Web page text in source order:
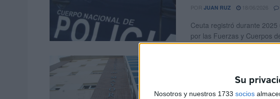
Su
Nosotros y nuestros 1733 socios
POR JUAN RUZ
Ceuta registró durante
por las Fuerzas y Cuerpos
Las obras en la
Ceuta se atascan
POR JUAN RUZ 15/06/2026